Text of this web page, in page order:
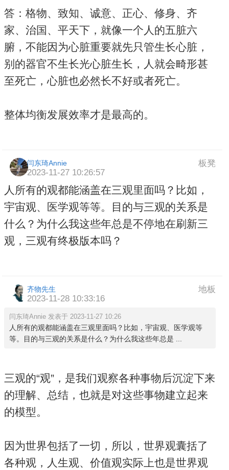
答：格物、致知、诚意、正心、修身、齐
家、治国、平天下，就像一个人的五脏六
腑，不能因为心脏重要就先只管生长心脏，
别的器官不生长光心脏生长，人就会畸形甚
至死亡，心脏也必然长不好或者死亡。
整体均衡发展效率才是最高的。
板凳
闫东琦Annie
2023-11-27 10:26:57
人所有的观都能涵盖在三观里面吗？比如，
宇宙观、医学观等等。目的与三观的关系是
什么？为什么我这些年总是不停地在刷新三
观，三观有终极版本吗？
地板
齐物先生
2023-11-28 10:33:16
闫东琦Annie 发表于 2023-11-27 10:26
人所有的观都能涵盖在三观里面吗？比如，宇宙观、医学观等
等。目的与三观的关系是什么？为什么我这些年总是 ...
三观的“观”，是我们观察各种事物后沉淀下来
的理解、总结，也就是对这些事物建立起来
的模型。
因为世界包括了一切，所以，世界观囊括了
各种观，人生观、价值观实际上也是世界观